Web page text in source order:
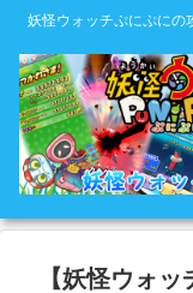
妖怪ウォッチぷにぷにの
【妖怪ウォ